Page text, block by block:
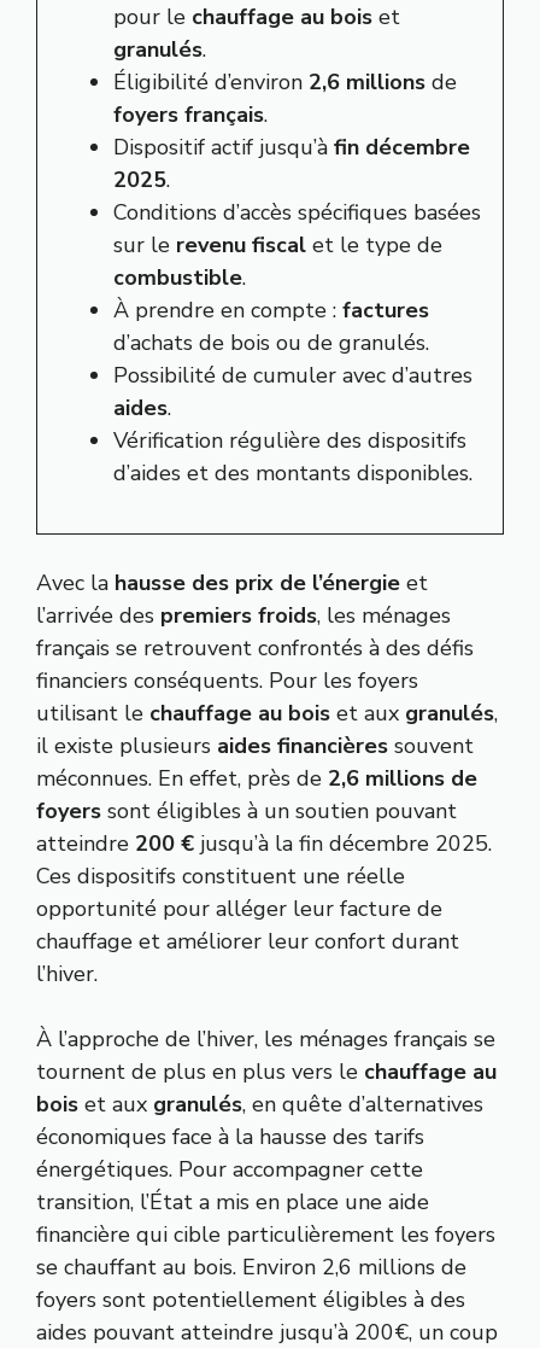
pour le chauffage au bois et
granulés.
Éligibilité d’environ 2,6 millions de
foyers français.
Dispositif actif jusqu’à fin décembre
2025.
Conditions d’accès spécifiques basées
sur le revenu fiscal et le type de
combustible.
À prendre en compte : factures
d’achats de bois ou de granulés.
Possibilité de cumuler avec d’autres
aides.
Vérification régulière des dispositifs
d’aides et des montants disponibles.
Avec la hausse des prix de l’énergie et
l’arrivée des premiers froids, les ménages
français se retrouvent confrontés à des défis
financiers conséquents. Pour les foyers
utilisant le chauffage au bois et aux granulés,
il existe plusieurs aides financières souvent
méconnues. En effet, près de 2,6 millions de
foyers sont éligibles à un soutien pouvant
atteindre 200 € jusqu’à la fin décembre 2025.
Ces dispositifs constituent une réelle
opportunité pour alléger leur facture de
chauffage et améliorer leur confort durant
l’hiver.
À l’approche de l’hiver, les ménages français se
tournent de plus en plus vers le chauffage au
bois et aux granulés, en quête d’alternatives
économiques face à la hausse des tarifs
énergétiques. Pour accompagner cette
transition, l’État a mis en place une aide
financière qui cible particulièrement les foyers
se chauffant au bois. Environ 2,6 millions de
foyers sont potentiellement éligibles à des
aides pouvant atteindre jusqu’à 200€, un coup